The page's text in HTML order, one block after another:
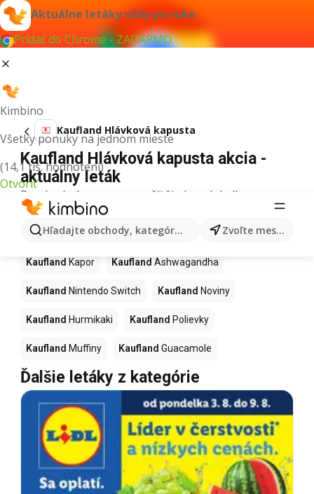
Aktuálne letáky vždy po ruke
Pridať do Chrome - ZADARMO
Kimbino
Všetky ponuky na jednom mieste
(14,1 tis. hodnotení)
Otvoriť
Hľadajte obchody, kategórie, produkty... Zvoľte mesto
Kaufland Hlávková kapusta
Kaufland Hlávková kapusta akcia -
aktuálny leták
Pre daný výraz sme nenašli žiadne výsledky.
Ďalšie produkty v obchodoch
Kaufland
Kaufland Kapor Kaufland Ashwagandha
Kaufland Nintendo Switch Kaufland Noviny
Kaufland Hurmikaki Kaufland Polievky
Kaufland Muffiny Kaufland Guacamole
Ďalšie letáky z kategórie